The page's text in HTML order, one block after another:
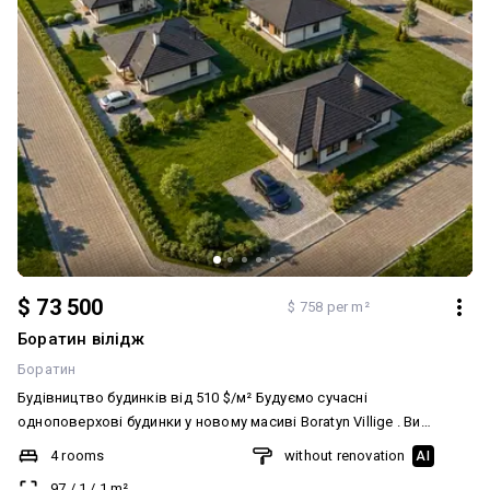
матеріали та забезпечуючи контроль на кожному етапі робіт.
Запрошуємо на перегляд.
$ 73 500 $ 758 per m²
Боратин вілідж
Боратин
Будівництво будинків від 510 $/м² Будуємо сучасні
одноповерхові будинки у новому масиві Boratyn Villige . Ви
обираєте земельну ділянку та проєкт будинку, а ми беремо на
себе весь процес будівництва — від фундаменту до готового
4 rooms
without renovation AI